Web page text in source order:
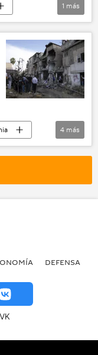
1 más
4 más
DEFENSA
VK